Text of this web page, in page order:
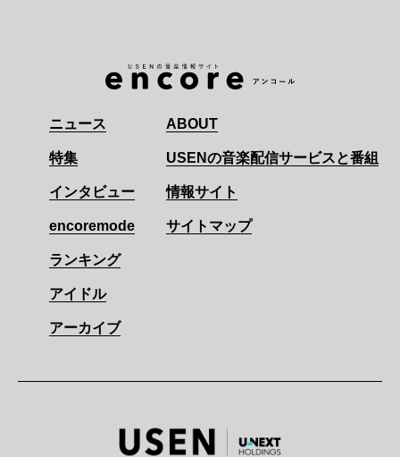
ニュース
特集
インタビュー
encoremode
ランキング
アイドル
アーカイブ
ABOUT
USENの音楽配信サービスと番組
情報サイト
サイトマップ